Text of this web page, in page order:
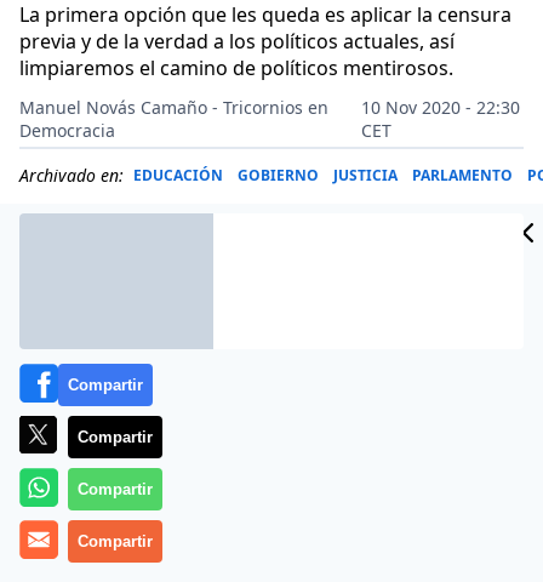
La primera opción que les queda es aplicar la censura
previa y de la verdad a los políticos actuales, así
limpiaremos el camino de políticos mentirosos.
Manuel Novás Camaño - Tricornios en
Democracia
10 Nov 2020 - 22:30
CET
Archivado en: EDUCACIÓN GOBIERNO JUSTICIA PARLAMENTO
Si no fuera poco la que está cayendo con el nuevo
Compartir
Compartir
Compartir
Compartir